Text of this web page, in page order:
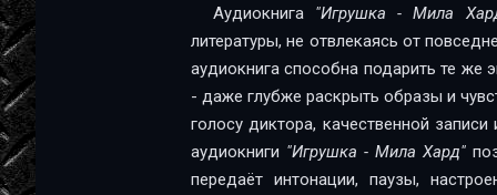
13
14
15
Аудиокнига "Игрушка - Мила
литературы, не отвлекаясь от
аудиокнига способна подарить те же
- даже глубже раскрыть образы и
голосу диктора, качественной
аудиокниги "Игрушка - Мила Хард"
передаёт интонации, паузы,